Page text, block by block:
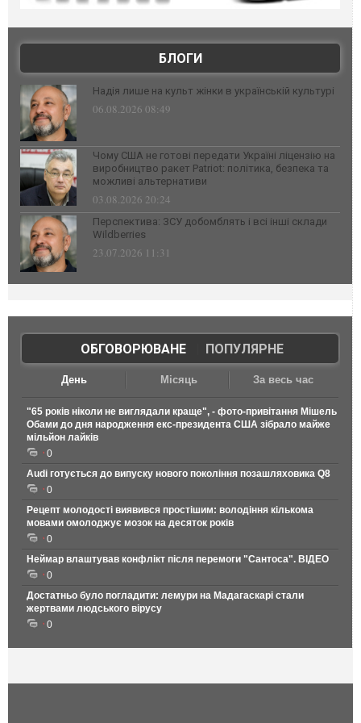
БЛОГИ
Надія лише на культ жінки в українській культурі
06.08.2026 08:49
Чому США не готові передати Україні ліцензію на
виробництво ракет Patriot: політика, безпека та
можливі альтернативи
03.08.2026 20:24
Перспектива: ЗСУ добомблять і всі інші склади
Wildberries
23.07.2026 11:31
ОБГОВОРЮВАНЕ| ПОПУЛЯРНЕ
День Місяць За весь час
"65 років ніколи не виглядали краще", - фото-привітання Мішель
Обами до дня народження екс-президента США зібрало майже
мільйон лайків
0
Audi готується до випуску нового покоління позашляховика Q8
0
Рецепт молодості виявився простішим: володіння кількома
мовами омолоджує мозок на десяток років
0
Неймар влаштував конфлікт після перемоги "Сантоса". ВІДЕО
0
Достатньо було погладити: лемури на Мадагаскарі стали
жертвами людського вірусу
0